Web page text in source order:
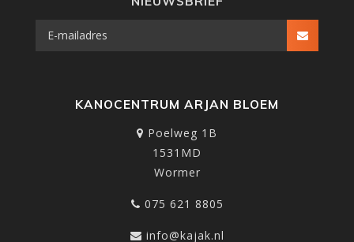
KANOCENTRUM ARJAN BLOEM
Poelweg 1B
1531MD
Wormer
075 621 8805
info@kajak.nl